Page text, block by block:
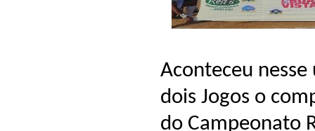
Aconteceu
dois Jogos o
do Campeonato